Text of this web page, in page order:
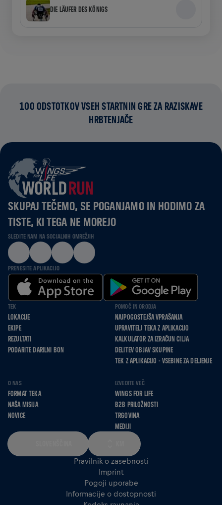
DIE LÄUFER DES KÖNIGS
100 ODSTOTKOV VSEH STARTNIN GRE ZA RAZISKAVE
HRBTENJAČE
SKUPAJ TEČEMO, SE POGANJAMO IN HODIMO ZA
TISTE, KI TEGA NE MOREJO
SLEDITE NAM NA SOCIALNIH OMREŽJIH
PRENESITE APLIKACIJO
TEK
LOKACIJE
EKIPE
REZULTATI
PODARITE DARILNI BON
POMOČ IN ORODJA
NAJPOGOSTEJŠA VPRAŠANJA
UPRAVITELJ TEKA Z APLIKACIJO
KALKULATOR ZA IZRAČUN CILJA
DELITEV OBJAV SKUPINE
TEK Z APLIKACIJO - VSEBINE ZA DELJENJE
O NAS
FORMAT TEKA
NAŠA MISIJA
NOVICE
IZVEDITE VEČ
WINGS FOR LIFE
B2B PRILOŽNOSTI
TRGOVINA
MEDIJI
Pravilnik o zasebnosti
Imprint
Pogoji uporabe
Informacije o dostopnosti